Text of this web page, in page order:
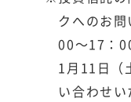
クへのお問
00～17：
1月11日（
い合わせ